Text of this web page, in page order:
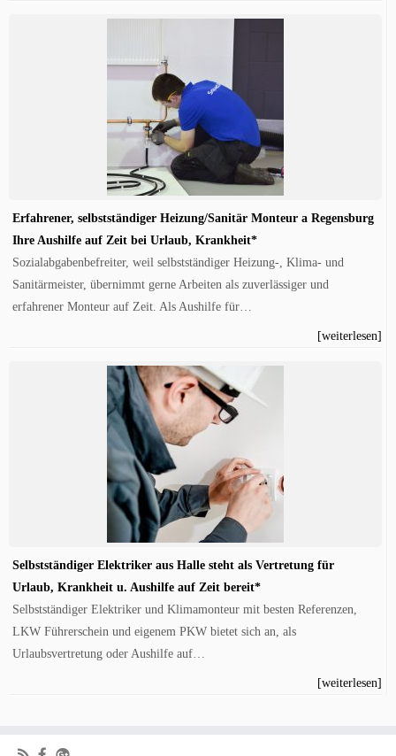
Erfahrener, selbstständiger Heizung/Sanitär Monteur a Regensburg
Ihre Aushilfe auf Zeit bei Urlaub, Krankheit*
Sozialabgabenbefreiter, weil selbstständiger Heizung-, Klima- und
Sanitärmeister, übernimmt gerne Arbeiten als zuverlässiger und
erfahrener Monteur auf Zeit. Als Aushilfe für…
[weiterlesen]
Selbstständiger Elektriker aus Halle steht als Vertretung für
Urlaub, Krankheit u. Aushilfe auf Zeit bereit*
Selbstständiger Elektriker und Klimamonteur mit besten Referenzen,
LKW Führerschein und eigenem PKW bietet sich an, als
Urlaubsvertretung oder Aushilfe auf…
[weiterlesen]